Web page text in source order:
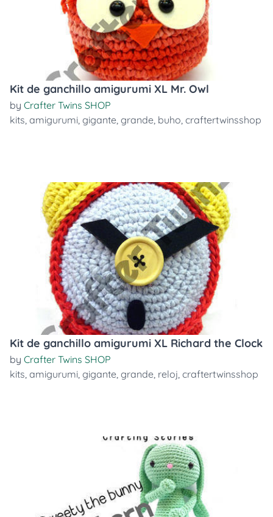
Kit de ganchillo amigurumi XL Mr. Owl
by Crafter Twins SHOP
kits, amigurumi, gigante, grande, buho, craftertwinsshop
Kit de ganchillo amigurumi XL Richard the Clock
by Crafter Twins SHOP
kits, amigurumi, gigante, grande, reloj, craftertwinsshop